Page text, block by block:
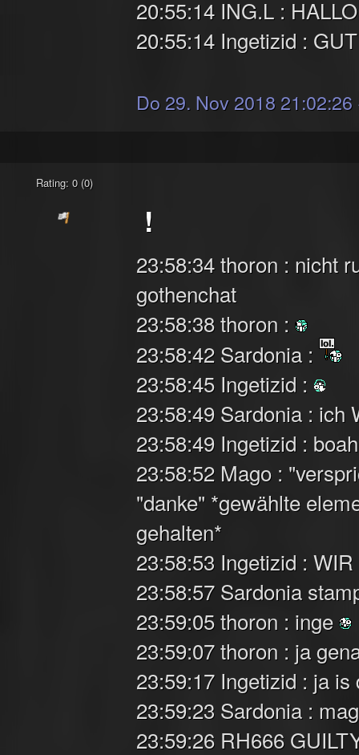
20:55:14 ING.L :
20:55:14 Ingetizid : GUT
Do 29. Nov 2018
Rating: 0 (0)
!
23:58:34 thoron : nicht
gothenchat
23:58:38 thoron :
23:58:42 Sardonia :
23:58:45 Ingetizid :
23:58:49 Sardonia : ich
23:58:49 Ingetizid :
23:58:52 Mago :
"danke" *gewählte
gehalten*
23:58:53 Ingetizid :
23:58:57 Sardonia
23:59:05 thoron : inge
23:59:07 thoron : ja
23:59:17 Ingetizid : ja is
23:59:23 Sardonia :
23:59:26 RH666